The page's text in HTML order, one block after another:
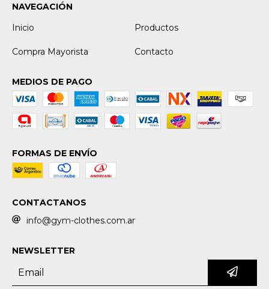
NAVEGACIÓN
Inicio
Productos
Compra Mayorista Contacto
MEDIOS DE PAGO
FORMAS DE ENVÍO
CONTACTANOS
info@gym-clothes.com.ar
NEWSLETTER